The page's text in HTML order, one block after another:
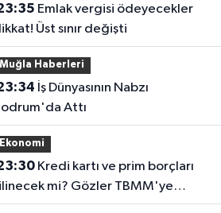
Üst sınır değişti
Muğla Haberleri
Attı
Ekonomi
Kredi kartı ve prim borçları
mi? Gözler TBMM'ye